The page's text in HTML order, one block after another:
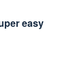
easy